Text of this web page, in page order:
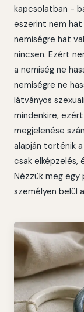
kapcsolatban -
eszerint nem hat
nemiségre hat
nincsen. Ezért
a nemiség ne
nemiségre ne
látványos
mindenkire,
megjelenése
alapján történik
csak
Nézzük meg egy
személyen belül